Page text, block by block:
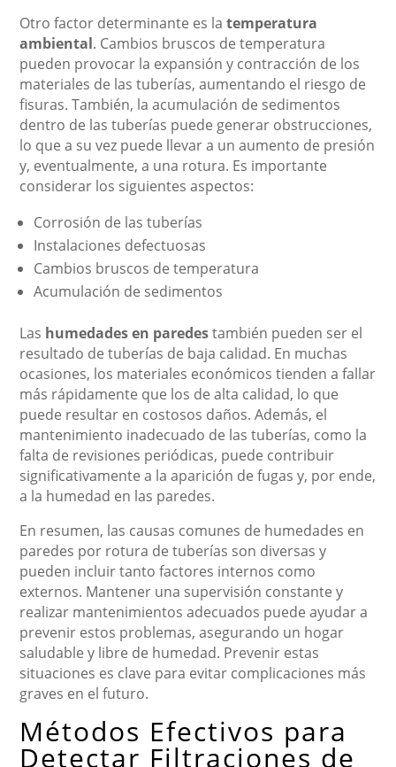
Otro factor determinante es latemperatura
ambiental. Cambios bruscos de temperatura
pueden provocar la expansión y contracción de los
materiales de las tuberías, aumentando el riesgo de
fisuras. También, la acumulación de sedimentos
dentro de las tuberías puede generar obstrucciones,
lo que a su vez puede llevar a un aumento de presión
y, eventualmente, a una rotura. Es importante
considerar los siguientes aspectos:
Corrosión de las tuberías
Instalaciones defectuosas
Cambios bruscos de temperatura
Acumulación de sedimentos
Las humedades en paredestambién pueden ser el
resultado de tuberías de baja calidad. En muchas
ocasiones, los materiales económicos tienden a fallar
más rápidamente que los de alta calidad, lo que
puede resultar en costosos daños. Además, el
mantenimiento inadecuado de las tuberías, como la
falta de revisiones periódicas, puede contribuir
significativamente a la aparición de fugas y, por ende,
a la humedad en las paredes.
En resumen, las causas comunes de humedades en
paredes por rotura de tuberías son diversas y
pueden incluir tanto factores internos como
externos. Mantener una supervisión constante y
realizar mantenimientos adecuados puede ayudar a
prevenir estos problemas, asegurando un hogar
saludable y libre de humedad. Prevenir estas
situaciones es clave para evitar complicaciones más
graves en el futuro.
Métodos Efectivos para
Detectar Filtraciones de